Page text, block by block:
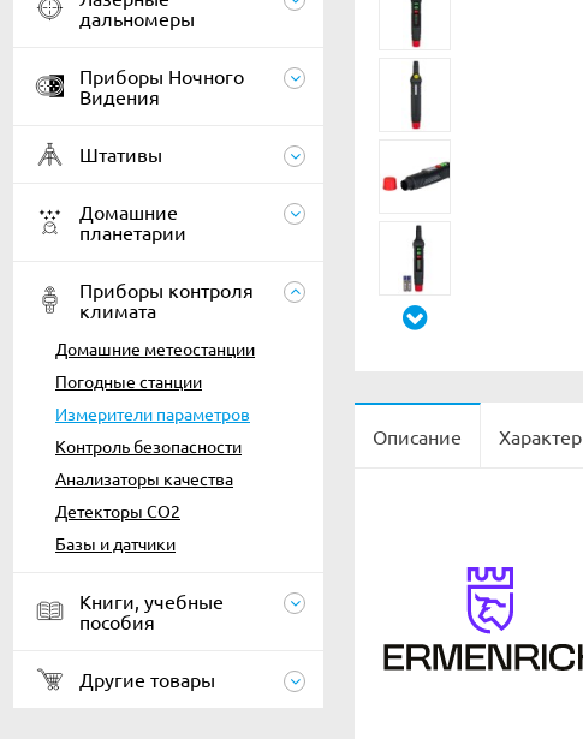
дальномеры
Приборы Ночного
Видения
Штативы
Домашние
планетарии
Приборы контроля
климата
Домашние метеостанции
Погодные станции
Измерители параметров
Контроль безопасности
Анализаторы качества
Детекторы CO2
Базы и датчики
Книги, учебные
пособия
Другие товары
Описание